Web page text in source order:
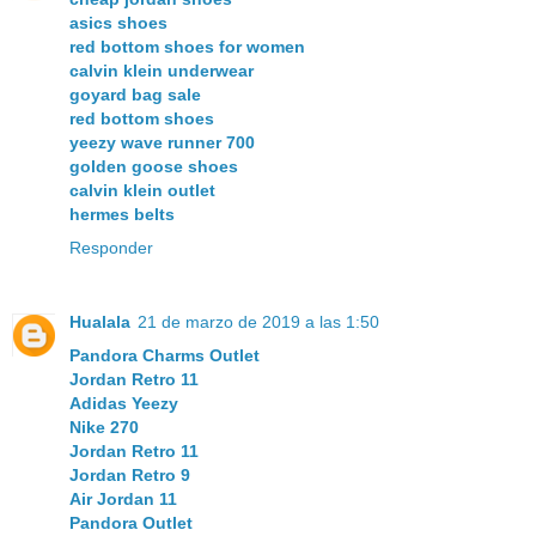
asics shoes
red bottom shoes for women
calvin klein underwear
goyard bag sale
red bottom shoes
yeezy wave runner 700
golden goose shoes
calvin klein outlet
hermes belts
Responder
Hualala 21 de marzo de 2019 a las 1:50
Pandora Charms Outlet
Jordan Retro 11
Adidas Yeezy
Nike 270
Jordan Retro 11
Jordan Retro 9
Air Jordan 11
Pandora Outlet